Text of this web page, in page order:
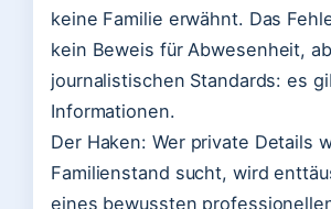
keine Familie erwähnt. Das
kein Beweis für Abwesenheit,
journalistischen Standards: es
Informationen.
Der Haken: Wer private Details
Familienstand sucht, wird
eines bewussten